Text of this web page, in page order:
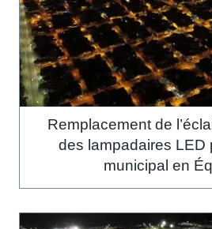
Remplacement de
des lampadaires LED
municipal en